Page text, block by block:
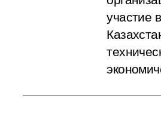
участие